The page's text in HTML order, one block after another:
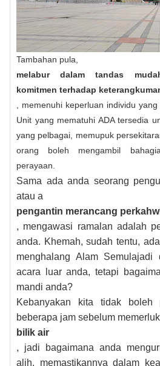
Tambahan pula,
melabur dalam tandas
komitmen terhadap
, memenuhi keperluan individu
Unit yang mematuhi ADA tersedia
yang pelbagai, memupuk
orang boleh mengambil
perayaan.
Sama ada anda seorang
atau a
pengantin merancang
, mengawasi ramalan adalah
anda. Khemah, sudah tentu,
menghalang Alam Semulajadi
acara luar anda, tetapi
mandi anda?
Kebanyakan kita tidak boleh
beberapa jam sebelum
bilik air
, jadi bagaimana anda
alih, memastikannya dalam